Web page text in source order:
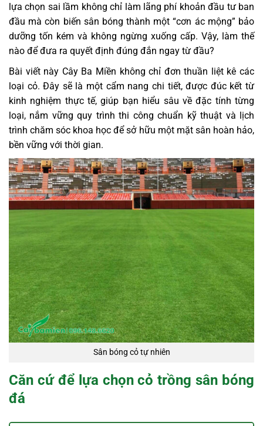
lựa chọn sai lầm không chỉ làm lãng phí khoản đầu tư ban
đầu mà còn biến sân bóng thành một “cơn ác mộng” bảo
dưỡng tốn kém và không ngừng xuống cấp. Vậy, làm thế
nào để đưa ra quyết định đúng đắn ngay từ đầu?
Bài viết này Cây Ba Miền không chỉ đơn thuần liệt kê các
loại cỏ. Đây sẽ là một cẩm nang chi tiết, được đúc kết từ
kinh nghiệm thực tế, giúp bạn hiểu sâu về đặc tính từng
loại, nắm vững quy trình thi công chuẩn kỹ thuật và lịch
trình chăm sóc khoa học để sở hữu một mặt sân hoàn hảo,
bền vững với thời gian.
Sân bóng cỏ tự nhiên
Căn cứ để lựa chọn cỏ trồng sân bóng
đá